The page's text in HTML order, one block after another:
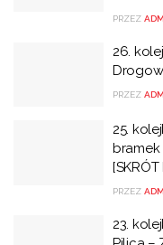
PRZEZ
26.
PRZEZ
25.
bramek
[SKRÓT
PRZEZ
23.